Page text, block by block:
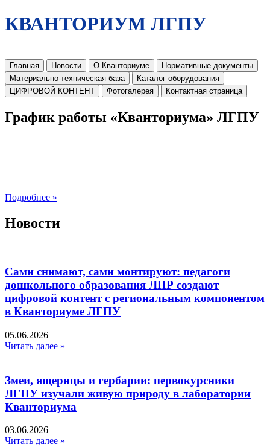
КВАНТОРИУМ ЛГПУ
Главная Новости О Кванториуме
Нормативные документы
Материально-техническая база
Каталог оборудования
ЦИФРОВОЙ КОНТЕНТ
Фотогалерея Контактная страница
График работы «Кванториума» ЛГПУ
Подробнее »
Новости
Сами снимают, сами монтируют: педагоги
дошкольного образования ЛНР создают
цифровой контент с региональным компонентом
в Кванториуме ЛГПУ​
05.06.2026
Читать далее »
Змеи, ящерицы и гербарии: первокурсники
ЛГПУ изучали живую природу в лаборатории
Кванториума
03.06.2026
Читать далее »